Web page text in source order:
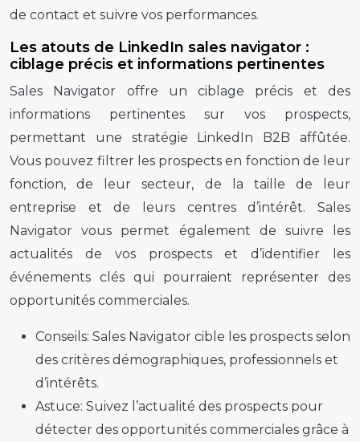
de contact et suivre vos performances.
Les atouts de LinkedIn sales navigator :
ciblage précis et informations pertinentes
Sales Navigator offre un ciblage précis et des
informations pertinentes sur vos prospects,
permettant une stratégie LinkedIn B2B affûtée.
Vous pouvez filtrer les prospects en fonction de leur
fonction, de leur secteur, de la taille de leur
entreprise et de leurs centres d’intérêt. Sales
Navigator vous permet également de suivre les
actualités de vos prospects et d’identifier les
événements clés qui pourraient représenter des
opportunités commerciales.
Conseils: Sales Navigator cible les prospects selon
des critères démographiques, professionnels et
d’intérêts.
Astuce: Suivez l’actualité des prospects pour
détecter des opportunités commerciales grâce à